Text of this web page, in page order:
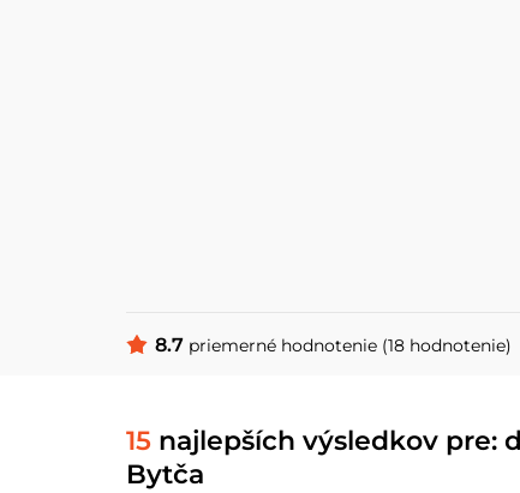
8.7 priemerné hodnotenie (18 hodnotenie)
15 najlepších výsledkov pre:
Bytča